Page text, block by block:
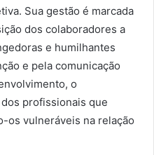
Sua gestão é marcada
dos colaboradores a
e humilhantes
e pela comunicação
o
profissionais que
os vulneráveis na relação